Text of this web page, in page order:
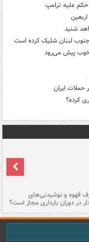
علیه ترامپ
شنید
خوب پیش می‌رود
ایران
کرده؟
قهوه و نوشیدنی‌های
در دوران بارداری مجاز است؟